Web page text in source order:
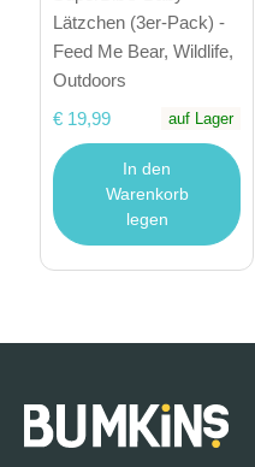
Lätzchen (3er-Pack) -
Feed Me Bear, Wildlife,
Outdoors
€ 19,99
auf Lager
In den
Warenkorb
legen